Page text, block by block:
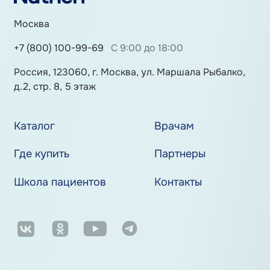
Москва
+7 (800) 100-99-69
С 9:00 до 18:00
Россия, 123060, г. Москва, ул. Маршала Рыбалко,
д.2, стр. 8, 5 этаж
Каталог
Врачам
Где купить
Партнеры
Школа пациентов
Контакты